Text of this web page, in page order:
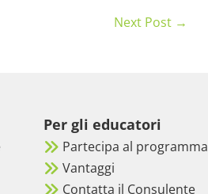
Next Post →
Per gli educatori
Partecipa al programma
Vantaggi
Contatta il Consulente